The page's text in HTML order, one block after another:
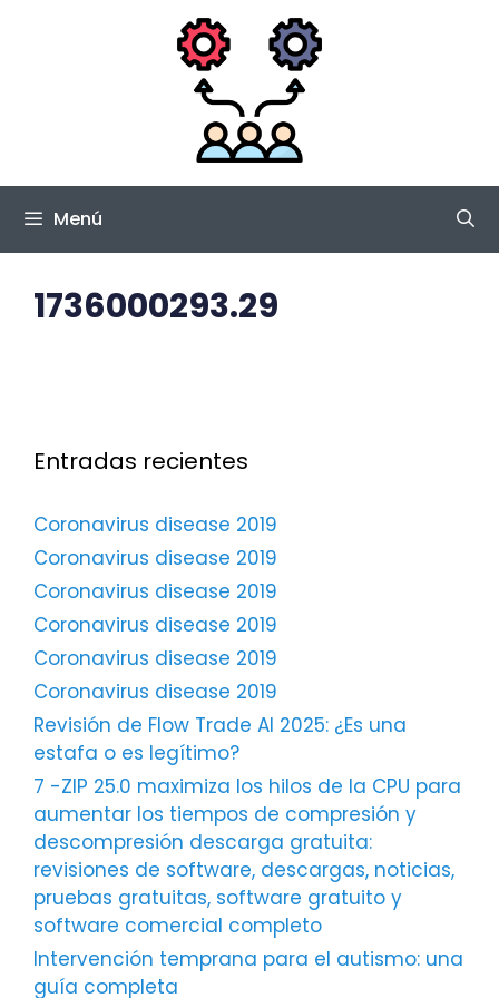
Menú
1736000293.29
Entradas recientes
Coronavirus disease 2019
Coronavirus disease 2019
Coronavirus disease 2019
Coronavirus disease 2019
Coronavirus disease 2019
Coronavirus disease 2019
Revisión de Flow Trade AI 2025: ¿Es una
estafa o es legítimo?
7 -ZIP 25.0 maximiza los hilos de la CPU para
aumentar los tiempos de compresión y
descompresión descarga gratuita:
revisiones de software, descargas, noticias,
pruebas gratuitas, software gratuito y
software comercial completo
Intervención temprana para el autismo: una
guía completa